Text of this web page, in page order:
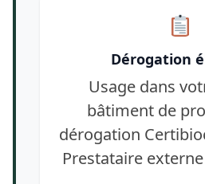
Dérogation
Usage dans
bâtiment de
dérogation
Prestataire